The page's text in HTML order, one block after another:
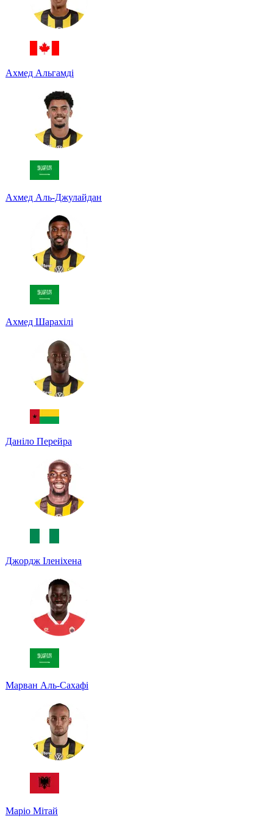
Ахмед Альгамді
Ахмед Аль-Джулайдан
Ахмед Шарахілі
Даніло Перейра
Джордж Іленіхена
Марван Аль-Сахафі
Маріо Мітай